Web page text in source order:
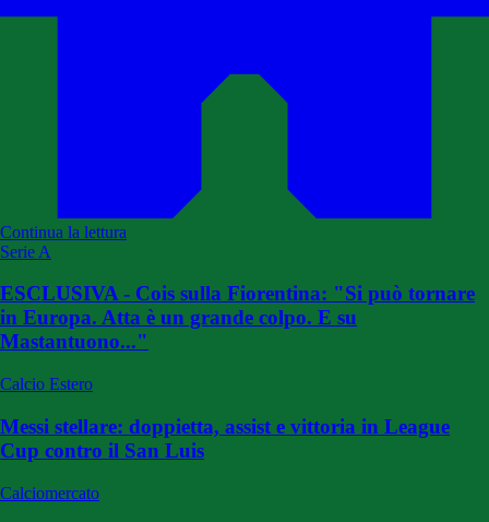
Continua la lettura
Serie A
ESCLUSIVA - Cois sulla Fiorentina: "Si può tornare
in Europa. Atta è un grande colpo. E su
Mastantuono..."
Calcio Estero
Messi stellare: doppietta, assist e vittoria in League
Cup contro il San Luis
Calciomercato